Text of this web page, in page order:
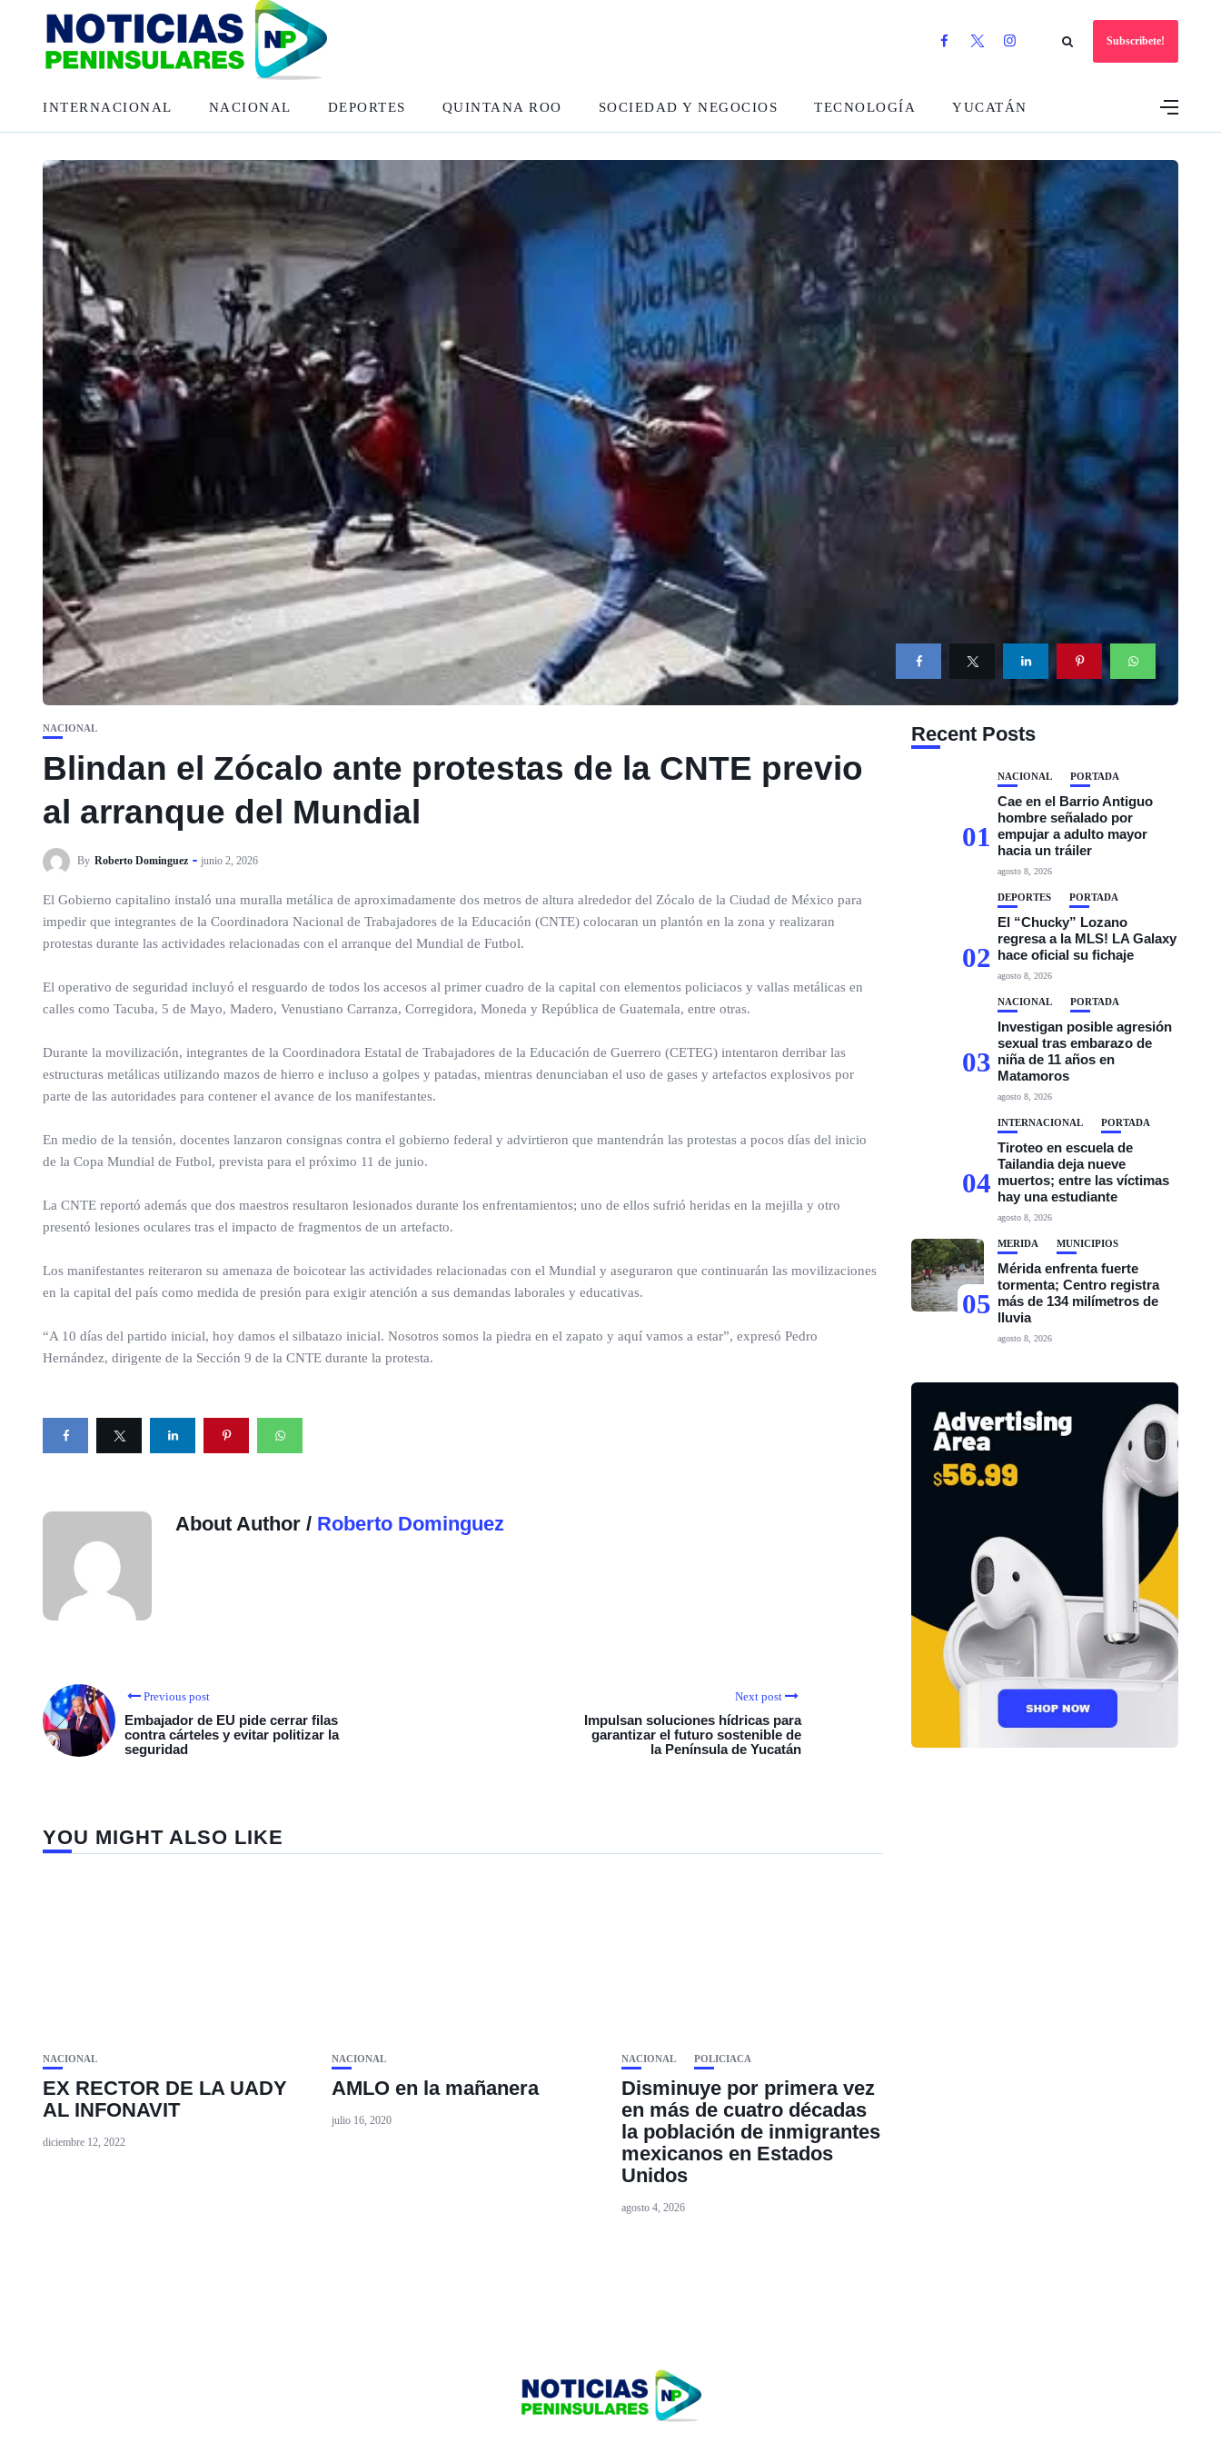
Subscribete!
INTERNACIONAL NACIONAL DEPORTES QUINTANA ROO SOCIEDAD Y NEGOCIOS TECNOLOGÍA YUCATÁN
NACIONAL
Blindan el Zócalo ante protestas de la CNTE previo
al arranque del Mundial
By Roberto Dominguez junio 2, 2026
El Gobierno capitalino instaló una muralla metálica de aproximadamente dos metros de altura alrededor del Zócalo de la Ciudad de México para
impedir que integrantes de la Coordinadora Nacional de Trabajadores de la Educación (CNTE) colocaran un plantón en la zona y realizaran
protestas durante las actividades relacionadas con el arranque del Mundial de Futbol.
El operativo de seguridad incluyó el resguardo de todos los accesos al primer cuadro de la capital con elementos policiacos y vallas metálicas en
calles como Tacuba, 5 de Mayo, Madero, Venustiano Carranza, Corregidora, Moneda y República de Guatemala, entre otras.
Durante la movilización, integrantes de la Coordinadora Estatal de Trabajadores de la Educación de Guerrero (CETEG) intentaron derribar las
estructuras metálicas utilizando mazos de hierro e incluso a golpes y patadas, mientras denunciaban el uso de gases y artefactos explosivos por
parte de las autoridades para contener el avance de los manifestantes.
En medio de la tensión, docentes lanzaron consignas contra el gobierno federal y advirtieron que mantendrán las protestas a pocos días del inicio
de la Copa Mundial de Futbol, prevista para el próximo 11 de junio.
La CNTE reportó además que dos maestros resultaron lesionados durante los enfrentamientos; uno de ellos sufrió heridas en la mejilla y otro
presentó lesiones oculares tras el impacto de fragmentos de un artefacto.
Los manifestantes reiteraron su amenaza de boicotear las actividades relacionadas con el Mundial y aseguraron que continuarán las movilizaciones
en la capital del país como medida de presión para exigir atención a sus demandas laborales y educativas.
“A 10 días del partido inicial, hoy damos el silbatazo inicial. Nosotros somos la piedra en el zapato y aquí vamos a estar”, expresó Pedro
Hernández, dirigente de la Sección 9 de la CNTE durante la protesta.
About Author / Roberto Dominguez
Previous post
Embajador de EU pide cerrar filas
contra cárteles y evitar politizar la
seguridad
Next post
Impulsan soluciones hídricas para
garantizar el futuro sostenible de
la Península de Yucatán
YOU MIGHT ALSO LIKE
NACIONAL
EX RECTOR DE LA UADY
AL INFONAVIT
diciembre 12, 2022
NACIONAL
AMLO en la mañanera
julio 16, 2020
NACIONAL POLICIACA
Disminuye por primera vez
en más de cuatro décadas
la población de inmigrantes
mexicanos en Estados
Unidos
agosto 4, 2026
Recent Posts
01
NACIONAL PORTADA
Cae en el Barrio Antiguo
hombre señalado por
empujar a adulto mayor
hacia un tráiler
agosto 8, 2026
02
DEPORTES PORTADA
El “Chucky” Lozano
regresa a la MLS! LA Galaxy
hace oficial su fichaje
agosto 8, 2026
03
NACIONAL PORTADA
Investigan posible agresión
sexual tras embarazo de
niña de 11 años en
Matamoros
agosto 8, 2026
04
INTERNACIONAL PORTADA
Tiroteo en escuela de
Tailandia deja nueve
muertos; entre las víctimas
hay una estudiante
agosto 8, 2026
05
MÉRIDA MUNICIPIOS
Mérida enfrenta fuerte
tormenta; Centro registra
más de 134 milímetros de
lluvia
agosto 8, 2026